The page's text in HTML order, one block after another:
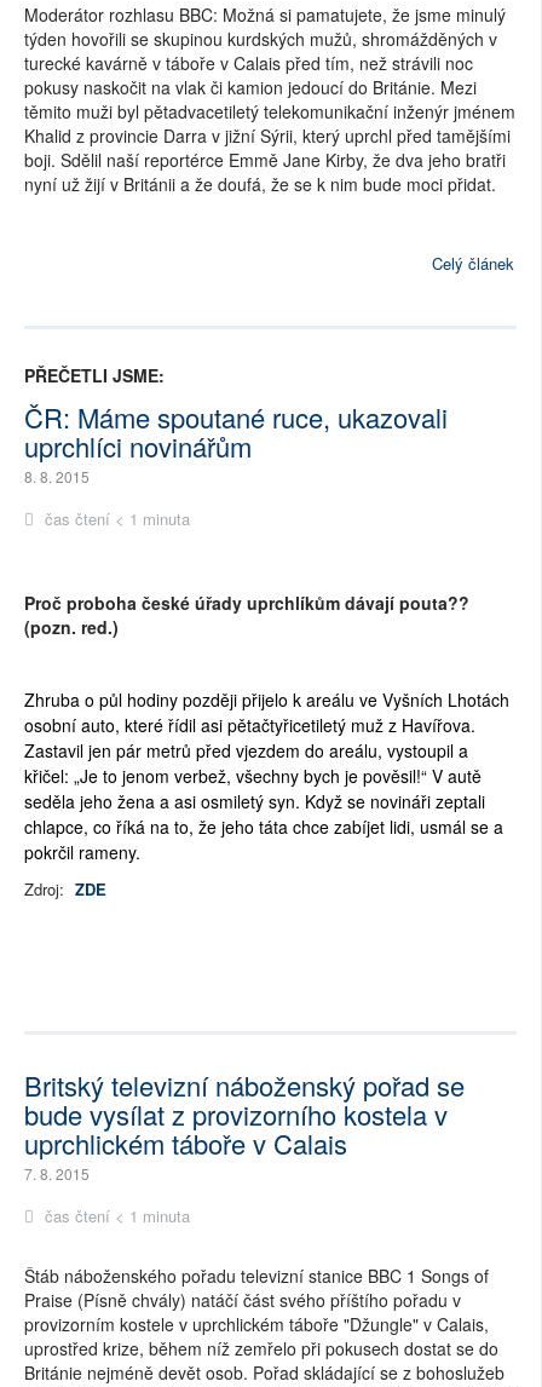
Moderátor rozhlasu BBC: Možná si pamatujete, že jsme minulý
týden hovořili se skupinou kurdských mužů, shromážděných v
turecké kavárně v táboře v Calais před tím, než strávili noc
pokusy naskočit na vlak či kamion jedoucí do Británie. Mezi
těmito muži byl pětadvacetiletý telekomunikační inženýr jménem
Khalid z provincie Darra v jižní Sýrii, který uprchl před tamějšími
boji. Sdělil naší reportérce Emmě Jane Kirby, že dva jeho bratři
nyní už žijí v Británii a že doufá, že se k nim bude moci přidat.
Celý článek
PŘEČETLI JSME:
ČR: Máme spoutané ruce, ukazovali
uprchlíci novinářům
8. 8. 2015
čas čtení < 1 minuta
Proč proboha české úřady uprchlíkům dávají pouta??
(pozn. red.)
Zhruba o půl hodiny později přijelo k areálu ve Vyšních Lhotách
osobní auto, které řídil asi pětačtyřicetiletý muž z Havířova.
Zastavil jen pár metrů před vjezdem do areálu, vystoupil a
křičel: „Je to jenom verbež, všechny bych je pověsil!“ V autě
seděla jeho žena a asi osmiletý syn. Když se novináři zeptali
chlapce, co říká na to, že jeho táta chce zabíjet lidi, usmál se a
pokrčil rameny.
Zdroj: ZDE
Britský televizní náboženský pořad se
bude vysílat z provizorního kostela v
uprchlickém táboře v Calais
7. 8. 2015
čas čtení < 1 minuta
Štáb náboženského pořadu televizní stanice BBC 1 Songs of
Praise (Písně chvály) natáčí část svého příštího pořadu v
provizorním kostele v uprchlickém táboře "Džungle" v Calais,
uprostřed krize, během níž zemřelo při pokusech dostat se do
Británie nejméně devět osob. Pořad skládající se z bohoslužeb